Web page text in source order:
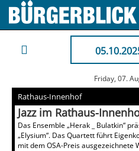
Friday, 07.
Rathaus-Innenhof
Jazz im Rathaus-
Das Ensemble „Herak _ Bulatkin“
„Elysium“. Das Quartett führt
mit dem OSA-Preis ausgezeichnete